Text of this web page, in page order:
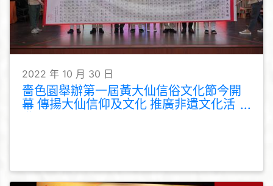
2022 年 10 月 30 日
嗇色園舉辦第一屆黃大仙信俗文化節今開
幕 傳揚大仙信仰及文化 推廣非遺文化活